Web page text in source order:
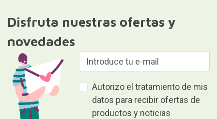
Disfruta nuestras ofertas y
novedades
Autorizo el tratamiento de mis
datos para recibir ofertas de
productos y noticias